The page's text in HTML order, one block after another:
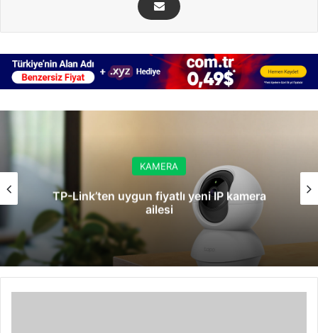
KAMERA
TP-Link’ten uygun fiyatlı yeni IP kamera
ailesi